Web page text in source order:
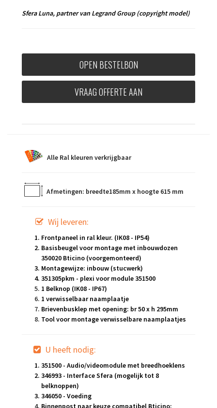
Sfera Luna, partner van Legrand Group(copyright model)
OPEN BESTELBON
VRAAG OFFERTE AAN
Alle Ral kleuren verkrijgbaar
Afmetingen: breedte185mm x hoogte 615 mm
Wij leveren:
Frontpaneel in ral kleur. (IK08 - IP54)
Basisbeugel voor montage met inbouwdozen
350020 Bticino (voorgemonteerd)
Montagewijze: inbouw (stucwerk)
351305pkm - plexi voor module 351500
1 Belknop (IK08 - IP67)
1 verwisselbaar naamplaatje
Brievenbusklep met opening: br 50 x h 295mm
Tool voor montage verwisselbare naamplaatjes
U heeft nodig:
351500 - Audio/videomodule met breedhoeklens
346993 - Interface Sfera (mogelijk tot 8
belknoppen)
346050 - Voeding
Binnenpost naar keuze compatibel Bticino: